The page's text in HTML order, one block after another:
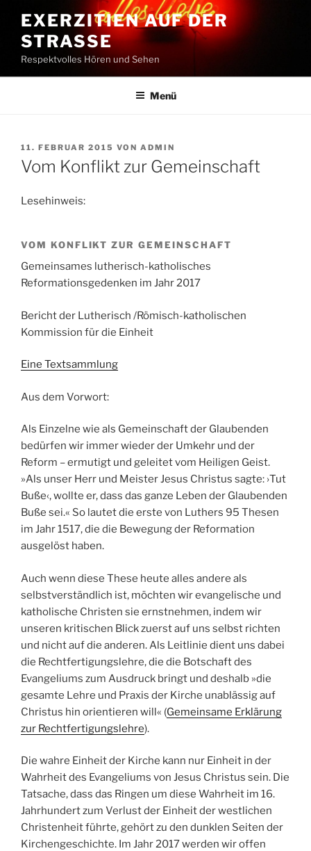
Inhalt
springen
EXERZITIEN AUF DER
STRASSE
Respektvolles Hören und Sehen
Menü
VERÖFFENTLICHT
AM
11. FEBRUAR 2015 VON ADMIN
Vom Konflikt zur Gemeinschaft
Lesehinweis:
VOM KONFLIKT ZUR GEMEINSCHAFT
Gemeinsames lutherisch-katholisches
Reformationsgedenken im Jahr 2017
Bericht der Lutherisch /Römisch-katholischen
Kommission für die Einheit
Eine Textsammlung
Aus dem Vorwort:
Als Einzelne wie als Gemeinschaft der Glaubenden
bedürfen wir immer wieder der Umkehr und der
Reform – ermutigt und geleitet vom Heiligen Geist.
»Als unser Herr und Meister Jesus Christus sagte: ›Tut
Buße‹, wollte er, dass das ganze Leben der Glaubenden
Buße sei.« So lautet die erste von Luthers 95 Thesen
im Jahr 1517, die die Bewegung der Reformation
ausgelöst haben.
Auch wenn diese These heute alles andere als
selbstverständlich ist, möchten wir evangelische und
katholische Christen sie ernstnehmen, indem wir
unseren kritischen Blick zuerst auf uns selbst richten
und nicht auf die anderen. Als Leitlinie dient uns dabei
die Rechtfertigungslehre, die die Botschaft des
Evangeliums zum Ausdruck bringt und deshalb »die
gesamte Lehre und Praxis der Kirche unablässig auf
Christus hin orientieren will« (Gemeinsame Erklärung
zur Rechtfertigungslehre).
Die wahre Einheit der Kirche kann nur Einheit in der
Wahrheit des Evangeliums von Jesus Christus sein. Die
Tatsache, dass das Ringen um diese Wahrheit im 16.
Jahrhundert zum Verlust der Einheit der westlichen
Christenheit führte, gehört zu den dunklen Seiten der
Kirchengeschichte. Im Jahr 2017 werden wir offen